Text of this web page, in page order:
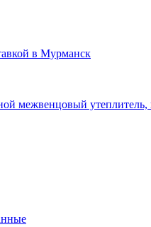
в Мурманск
межвенцовый утеплитель,